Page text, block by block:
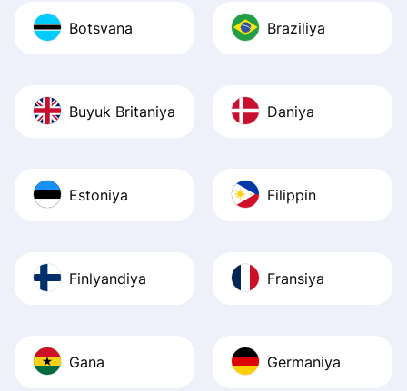
Botsvana Braziliya
Buyuk Britaniya Daniya
Estoniya Filippin
Finlyandiya Fransiya
Gana Germaniya